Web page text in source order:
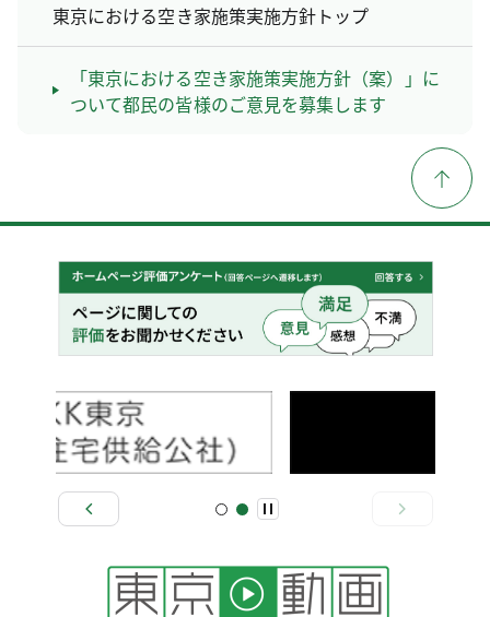
東京における空き家施策実施方針トップ
「東京における空き家施策実施方針（案）」に
ついて都民の皆様のご意見を募集します